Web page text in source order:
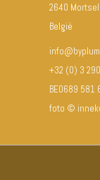
2640 Mortsel
België
+32 (0) 3
BE0689 581
foto ©